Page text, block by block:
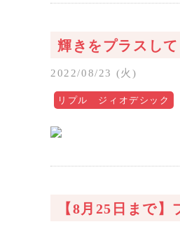
輝きをプラスし
2022/08/23 (火)
リプル ジィオデシック
【8月25日まで